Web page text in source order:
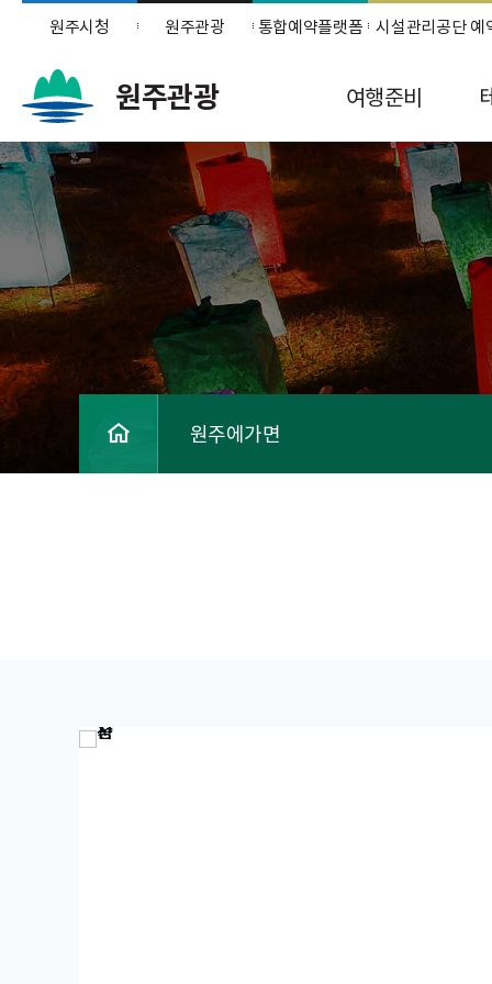
원주시청 원주관광 통합예약플랫폼 시설관리공단 예
원주관광 여행준비
원주에가면